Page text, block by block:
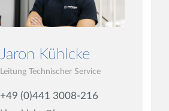
Jaron Kühlcke
Leitung Technischer Service
+49 (0)441 3008-216